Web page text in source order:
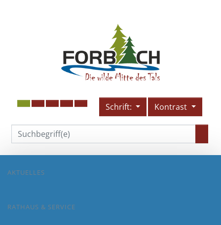
Schrift: Kontrast
AKTUELLES
RATHAUS & SERVICE